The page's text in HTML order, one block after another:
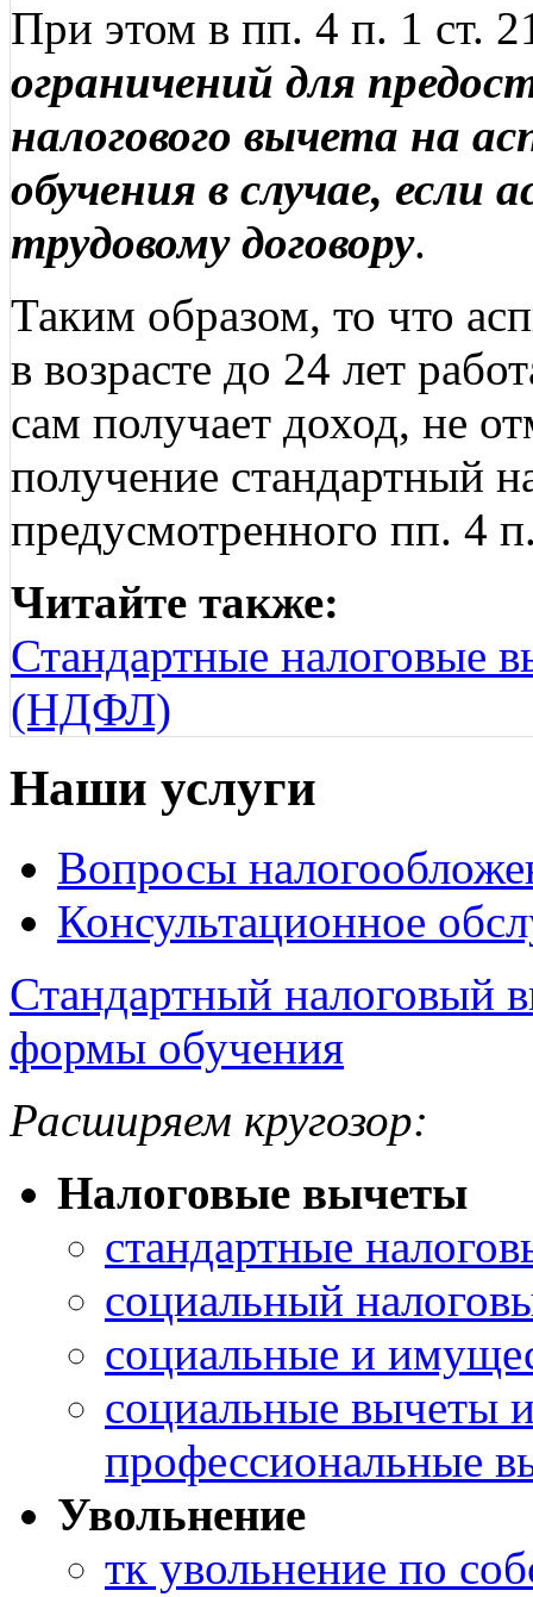
При этом в пп. 4 п. 1 ст.
ограничений для
налогового вычета на
обучения в случае,
трудовому договору.
Таким образом, то что
в возрасте до 24 лет
сам получает доход, не
получение стандартный
предусмотренного пп. 4
Читайте также:
Стандартные налоговые
(НДФЛ)
Наши услуги
Вопросы
Консультационное
Стандартный налоговый
формы обучения
Расширяем кругозор:
Налоговые вычеты
стандартные
социальный
социальные и
социальные вычеты
профессиональные
Увольнение
тк увольнение по